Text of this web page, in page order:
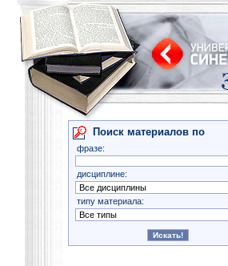
Поиск материалов по
фразе:
дисциплине:
типу материала: